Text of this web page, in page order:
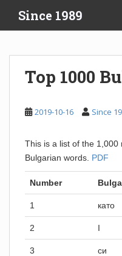
i
Since 1989
Top 1000
2019-10-16 Since
This is a list of the 1,000
Bulgarian words. PDF
Number
1 като
2 I
3 си